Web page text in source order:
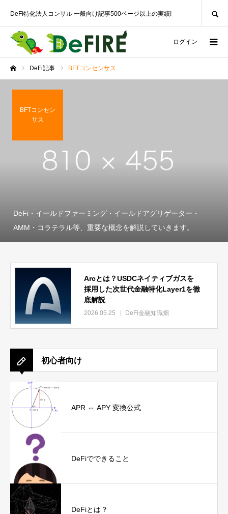
DeFi特化法人コンサル 一般向け記事500ページ以上の実績!
ログイン
DeFi記事 BFTコンセンサス
BFTコンセン
サス
DeFi・イールドファーミング・イールドアグリゲーター・
AMM・コラテラル等、重要な概念を解説していきます。
Arcとは？USDCネイティブガスを
採用した次世代金融特化Layer1を徹
底解説
2026.05.25 DeFi金融知識畑
初心者向け
APR ⇔ APY 変換公式
DeFiでできること
DeFiとは？